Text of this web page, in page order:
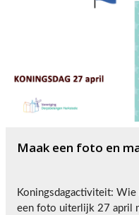
Maak een foto en
Koningsdagactiviteit: Wie
een foto uiterlijk 27 april